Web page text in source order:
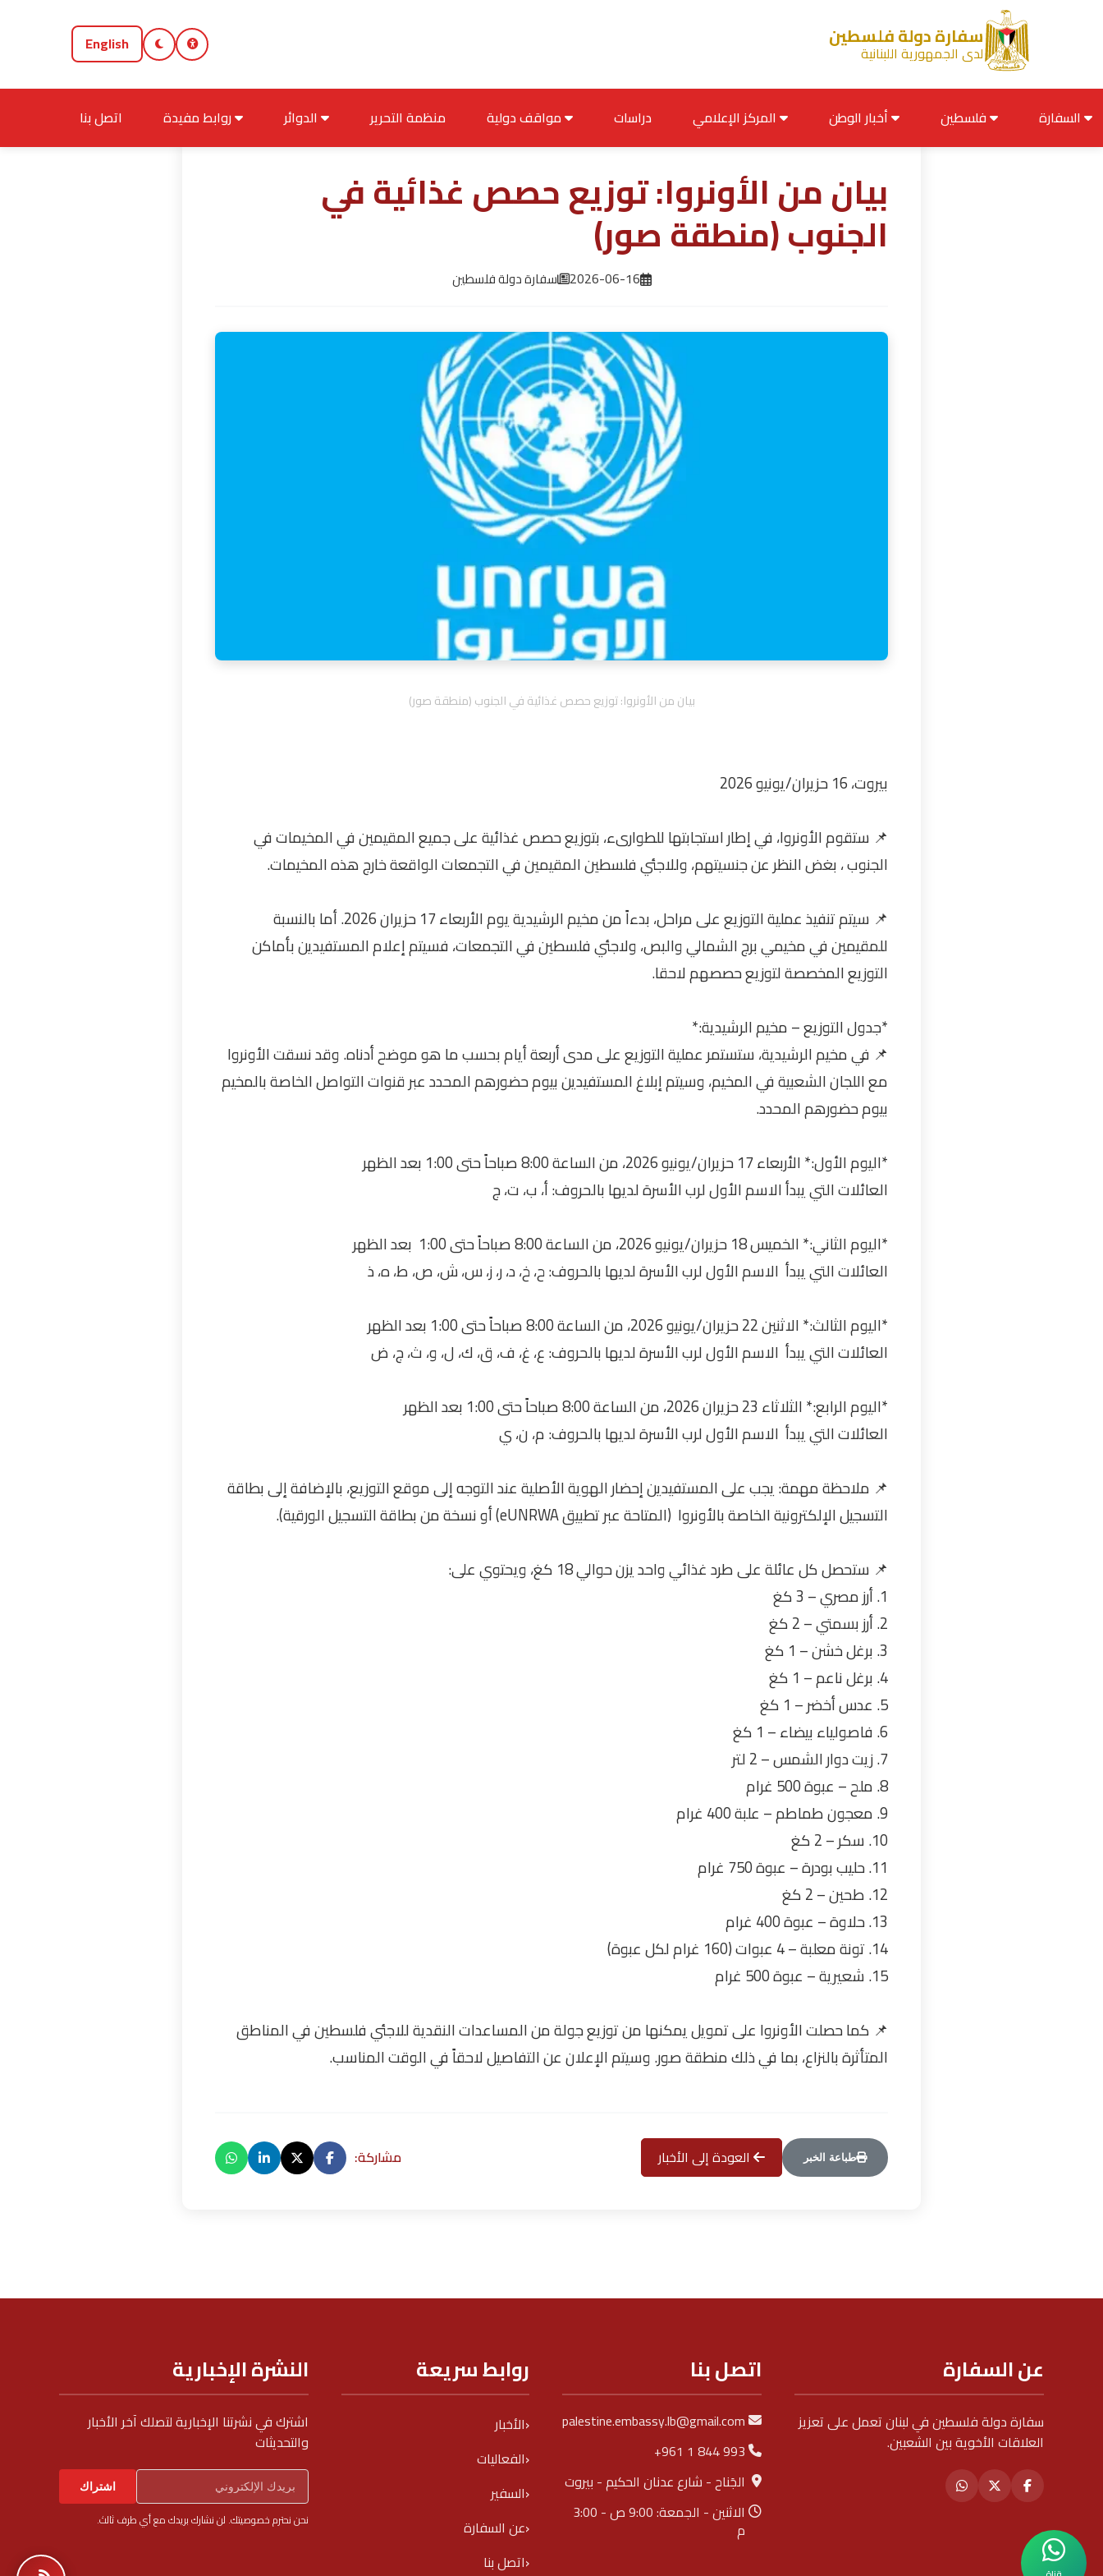
سفارة دولة فلسطين
لدى الجمهورية اللبنانية English
دراسات منظمة التحرير اتصل بنا
بيان من الأونروا: توزيع حصص غذائية في
الجنوب (منطقة صور)
2026-06-16 سفارة دولة فلسطين
بيان من الأونروا: توزيع حصص غذائية في الجنوب (منطقة صور)
بيروت، 16 حزيران/يونيو 2026
📌 ستقوم الأونروا، في إطار استجابتها للطوارىء، بتوزيع حصص غذائية على جميع المقيمين في المخيمات في
الجنوب ، بغض النظر عن جنسيتهم، وللاجئي فلسطين المقيمين في التجمعات الواقعة خارج هذه المخيمات.
📌 سيتم تنفيذ عملية التوزيع على مراحل، بدءاً من مخيم الرشيدية يوم الأربعاء 17 حزيران 2026. أما بالنسبة
للمقيمين في مخيمي برج الشمالي والبص، ولاجئي فلسطين في التجمعات، فسيتم إعلام المستفيدين بأماكن
التوزيع المخصصة لتوزيع حصصهم لاحقا.
*جدول التوزيع – مخيم الرشيدية:*
📌 في مخيم الرشيدية، ستستمر عملية التوزيع على مدى أربعة أيام بحسب ما هو موضح أدناه. وقد نسقت الأونروا
مع اللجان الشعبية في المخيم، وسيتم إبلاغ المستفيدين بيوم حضورهم المحدد عبر قنوات التواصل الخاصة بالمخيم
بيوم حضورهم المحدد.
*اليوم الأول:* الأربعاء 17 حزيران/يونيو 2026، من الساعة 8:00 صباحاً حتى 1:00 بعد الظهر
العائلات التي يبدأ الاسم الأول لرب الأسرة لديها بالحروف: أ، ب، ت، ج
*اليوم الثاني:* الخميس 18 حزيران/يونيو 2026، من الساعة 8:00 صباحاً حتى 1:00 بعد الظهر
العائلات التي يبدأ الاسم الأول لرب الأسرة لديها بالحروف: ح، خ، د، ر، ز، س، ش، ص، ط، ه، ذ
*اليوم الثالث:* الاثنين 22 حزيران/يونيو 2026، من الساعة 8:00 صباحاً حتى 1:00 بعد الظهر
العائلات التي يبدأ الاسم الأول لرب الأسرة لديها بالحروف: ع، غ، ف، ق، ك، ل، و، ث، ج، ض
*اليوم الرابع:* الثلاثاء 23 حزيران 2026، من الساعة 8:00 صباحاً حتى 1:00 بعد الظهر
العائلات التي يبدأ الاسم الأول لرب الأسرة لديها بالحروف: م، ن، ي
📌 ملاحظة مهمة: يجب على المستفيدين إحضار الهوية الأصلية عند التوجه إلى موقع التوزيع، بالإضافة إلى بطاقة
التسجيل الإلكترونية الخاصة بالأونروا (المتاحة عبر تطبيق eUNRWA) أو نسخة من بطاقة التسجيل الورقية).
📌 ستحصل كل عائلة على طرد غذائي واحد يزن حوالي 18 كغ، ويحتوي على:
1. أرز مصري – 3 كغ
2. أرز بسمتي – 2 كغ
3. برغل خشن – 1 كغ
4. برغل ناعم – 1 كغ
5. عدس أخضر – 1 كغ
6. فاصولياء بيضاء – 1 كغ
7. زيت دوار الشمس – 2 لتر
8. ملح – عبوة 500 غرام
9. معجون طماطم – علبة 400 غرام
10. سكر – 2 كغ
11. حليب بودرة – عبوة 750 غرام
12. طحين – 2 كغ
13. حلاوة – عبوة 400 غرام
14. تونة معلبة – 4 عبوات (160 غرام لكل عبوة)
15. شعيرية – عبوة 500 غرام
📌 كما حصلت الأونروا على تمويل يمكنها من توزيع جولة من المساعدات النقدية للاجئي فلسطين في المناطق
المتأثرة بالنزاع، بما في ذلك منطقة صور. وسيتم الإعلان عن التفاصيل لاحقاً في الوقت المناسب.
العودة إلى الأخبار طباعة الخبر مشاركة:
عن السفارة
سفارة دولة فلسطين في لبنان تعمل على تعزيز
العلاقات الأخوية بين الشعبين.
اتصل بنا
palestine.embassy.lb@gmail.com
+961 1 844 993
الجَناح - شارع عدنان الحكيم - بيروت
الاثنين - الجمعة: 9:00 ص - 3:00
م
روابط سريعة
الأخبار
الفعاليات
السفير
عن السفارة
اتصل بنا
النشرة الإخبارية
اشترك في نشرتنا الإخبارية لتصلك آخر الأخبار
والتحديثات
اشتراك
نحن نحترم خصوصيتك. لن نشارك بريدك مع أي طرف ثالث.